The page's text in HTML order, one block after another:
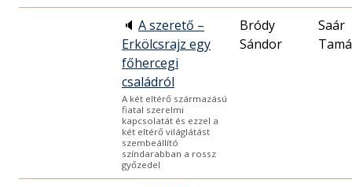
🔈 A szerető –
Erkölcsrajz egy
főhercegi
családról
A két eltérő származású
fiatal szerelmi
kapcsolatát és ezzel a
két eltérő világlátást
szembeállító
színdarabban a rossz
győzedel
Bródy
Sándor
Saár